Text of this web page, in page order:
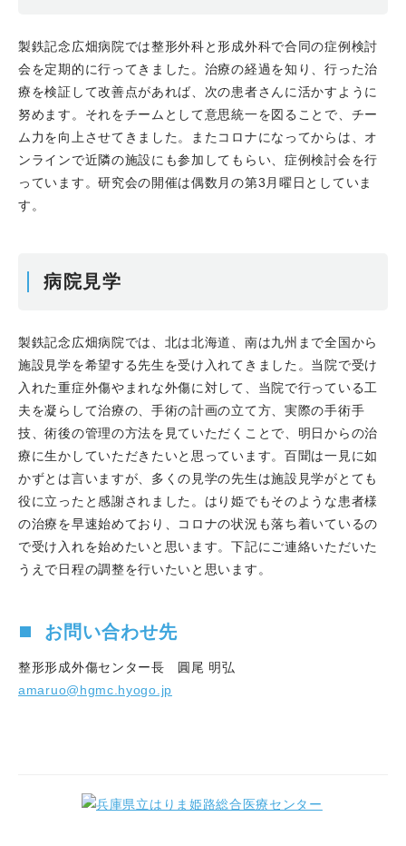
製鉄記念広畑病院では整形外科と形成外科で合同の症例検討
会を定期的に行ってきました。治療の経過を知り、行った治
療を検証して改善点があれば、次の患者さんに活かすように
努めます。それをチームとして意思統一を図ることで、チー
ム力を向上させてきました。またコロナになってからは、オ
ンラインで近隣の施設にも参加してもらい、症例検討会を行
っています。研究会の開催は偶数月の第3月曜日としていま
す。
病院見学
製鉄記念広畑病院では、北は北海道、南は九州まで全国から
施設見学を希望する先生を受け入れてきました。当院で受け
入れた重症外傷やまれな外傷に対して、当院で行っている工
夫を凝らして治療の、手術の計画の立て方、実際の手術手
技、術後の管理の方法を見ていただくことで、明日からの治
療に生かしていただきたいと思っています。百聞は一見に如
かずとは言いますが、多くの見学の先生は施設見学がとても
役に立ったと感謝されました。はり姫でもそのような患者様
の治療を早速始めており、コロナの状況も落ち着いているの
で受け入れを始めたいと思います。下記にご連絡いただいた
うえで日程の調整を行いたいと思います。
お問い合わせ先
整形形成外傷センター長 圓尾 明弘
amaruo@hgmc.hyogo.jp